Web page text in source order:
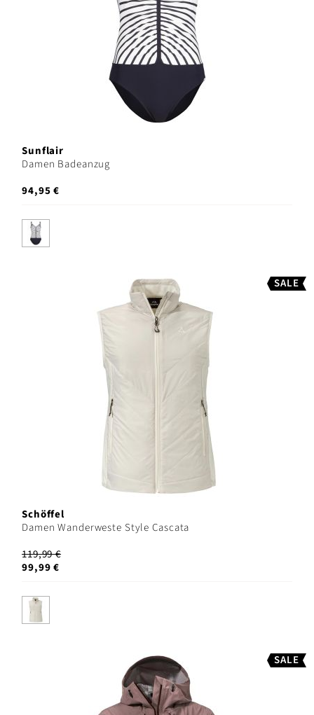
Sunflair
Damen Badeanzug
94,95 €
SALE
Schöffel
Damen Wanderweste Style Cascata
119,99 €
99,99 €
SALE